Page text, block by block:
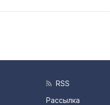
RSS
Рассылка